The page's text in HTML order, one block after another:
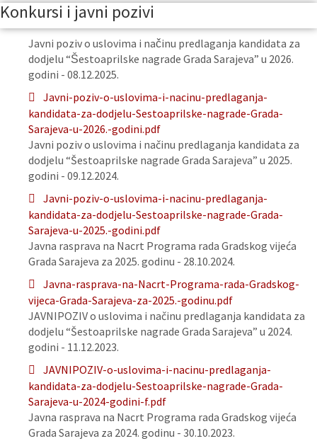
Konkursi i javni pozivi
Javni poziv o uslovima i načinu predlaganja kandidata za
dodjelu “Šestoaprilske nagrade Grada Sarajeva” u 2026.
godini - 08.12.2025.
Javni-poziv-o-uslovima-i-nacinu-predlaganja-
kandidata-za-dodjelu-Sestoaprilske-nagrade-Grada-
Sarajeva-u-2026.-godini.pdf
Javni poziv o uslovima i načinu predlaganja kandidata za
dodjelu “Šestoaprilske nagrade Grada Sarajeva” u 2025.
godini - 09.12.2024.
Javni-poziv-o-uslovima-i-nacinu-predlaganja-
kandidata-za-dodjelu-Sestoaprilske-nagrade-Grada-
Sarajeva-u-2025.-godini.pdf
Javna rasprava na Nacrt Programa rada Gradskog vijeća
Grada Sarajeva za 2025. godinu - 28.10.2024.
Javna-rasprava-na-Nacrt-Programa-rada-Gradskog-
vijeca-Grada-Sarajeva-za-2025.-godinu.pdf
JAVNIPOZIV o uslovima i načinu predlaganja kandidata za
dodjelu “Šestoaprilske nagrade Grada Sarajeva” u 2024.
godini - 11.12.2023.
JAVNIPOZIV-o-uslovima-i-nacinu-predlaganja-
kandidata-za-dodjelu-Sestoaprilske-nagrade-Grada-
Sarajeva-u-2024-godini-f.pdf
Javna rasprava na Nacrt Programa rada Gradskog vijeća
Grada Sarajeva za 2024. godinu - 30.10.2023.